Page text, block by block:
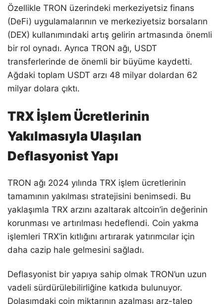
Özellikle TRON üzerindeki merkeziyetsiz finans
(DeFi) uygulamalarının ve merkeziyetsiz borsaların
(DEX) kullanımındaki artış gelirin artmasında önemli
bir rol oynadı. Ayrıca TRON ağı, USDT
transferlerinde de önemli bir büyüme kaydetti.
Ağdaki toplam USDT arzı 48 milyar dolardan 62
milyar dolara çıktı.
TRX İşlem Ücretlerinin
Yakılmasıyla Ulaşılan
Deflasyonist Yapı
TRON ağı 2024 yılında TRX işlem ücretlerinin
tamamının yakılması stratejisini benimsedi. Bu
yaklaşımla TRX arzını azaltarak altcoin’in değerinin
korunması ve artırılması hedeflendi. Coin yakma
işlemleri TRX’in kıtlığını artırarak yatırımcılar için
daha cazip hale gelmesini sağladı.
Deflasyonist bir yapıya sahip olmak TRON’un uzun
vadeli sürdürülebilirliğine katkıda bulunuyor.
Dolaşımdaki coin miktarının azalması arz-talep